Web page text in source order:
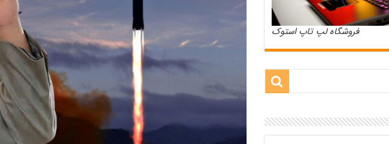
فروشگاه لپ تاپ استوک